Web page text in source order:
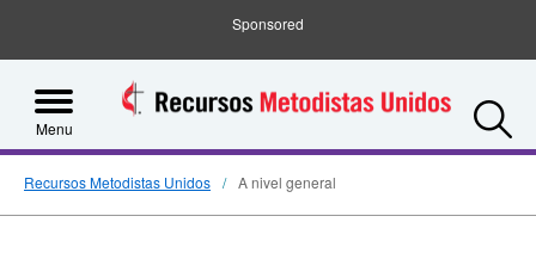
Sponsored
Menu
Recursos Metodistas Unidos A nivel general